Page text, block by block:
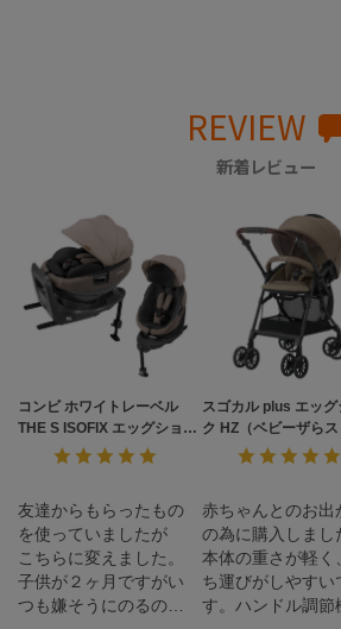
REVIEW
新着レビュー
コンビ ホワイトレーベル
THE S ISOFIX エッグショッ
ク ZC-690
友達からもらったもの
を使っていましたが
こちらに変えました。
子供が２ヶ月ですがい
つも嫌そうにのるのに
スゴカル plus エッグ
ク HZ（ベビーザら
売品）
赤ちゃんとのお出
の為に購入しまし
本体の重さが軽く
ち運びがしやすい
す。ハンドル調節